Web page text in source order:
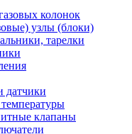
колонок
узлы (блоки)
тарелки
датчики
клапаны